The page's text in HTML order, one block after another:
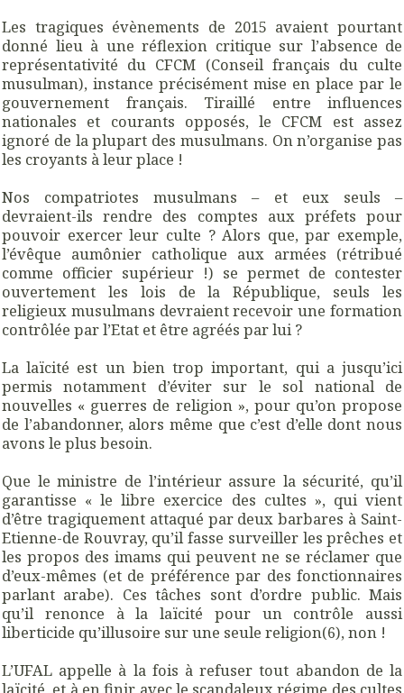
Les tragiques évènements de 2015 avaient pourtant
donné lieu à une réflexion critique sur l’absence de
représentativité du CFCM (Conseil français du culte
musulman), instance précisément mise en place par le
gouvernement français. Tiraillé entre influences
nationales et courants opposés, le CFCM est assez
ignoré de la plupart des musulmans. On n’organise pas
les croyants à leur place !
Nos compatriotes musulmans – et eux seuls –
devraient-ils rendre des comptes aux préfets pour
pouvoir exercer leur culte ? Alors que, par exemple,
l’évêque aumônier catholique aux armées (rétribué
comme officier supérieur !) se permet de contester
ouvertement les lois de la République, seuls les
religieux musulmans devraient recevoir une formation
contrôlée par l’Etat et être agréés par lui ?
La laïcité est un bien trop important, qui a jusqu’ici
permis notamment d’éviter sur le sol national de
nouvelles « guerres de religion », pour qu’on propose
de l’abandonner, alors même que c’est d’elle dont nous
avons le plus besoin.
Que le ministre de l’intérieur assure la sécurité, qu’il
garantisse « le libre exercice des cultes », qui vient
d’être tragiquement attaqué par deux barbares à Saint-
Etienne-de Rouvray, qu’il fasse surveiller les prêches et
les propos des imams qui peuvent ne se réclamer que
d’eux-mêmes (et de préférence par des fonctionnaires
parlant arabe). Ces tâches sont d’ordre public. Mais
qu’il renonce à la laïcité pour un contrôle aussi
liberticide qu’illusoire sur une seule religion(6), non !
L’UFAL appelle à la fois à refuser tout abandon de la
laïcité, et à en finir avec le scandaleux régime des cultes